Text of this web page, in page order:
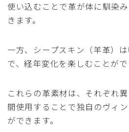
使い込むことで革が体に馴染
きます。
一方、シープスキン（羊革）
で、経年変化を楽しむことがで
これらの革素材は、それぞれ
間使用することで独自のヴィ
ができます。